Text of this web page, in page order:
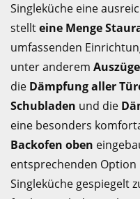
Singleküche eine
stellteine Menge
umfassenden
unter anderem Auszüge
die Dämpfung aller
Schubladen und die
eine besonders
Backofen oben
entsprechenden Option
Singleküche gespiegelt